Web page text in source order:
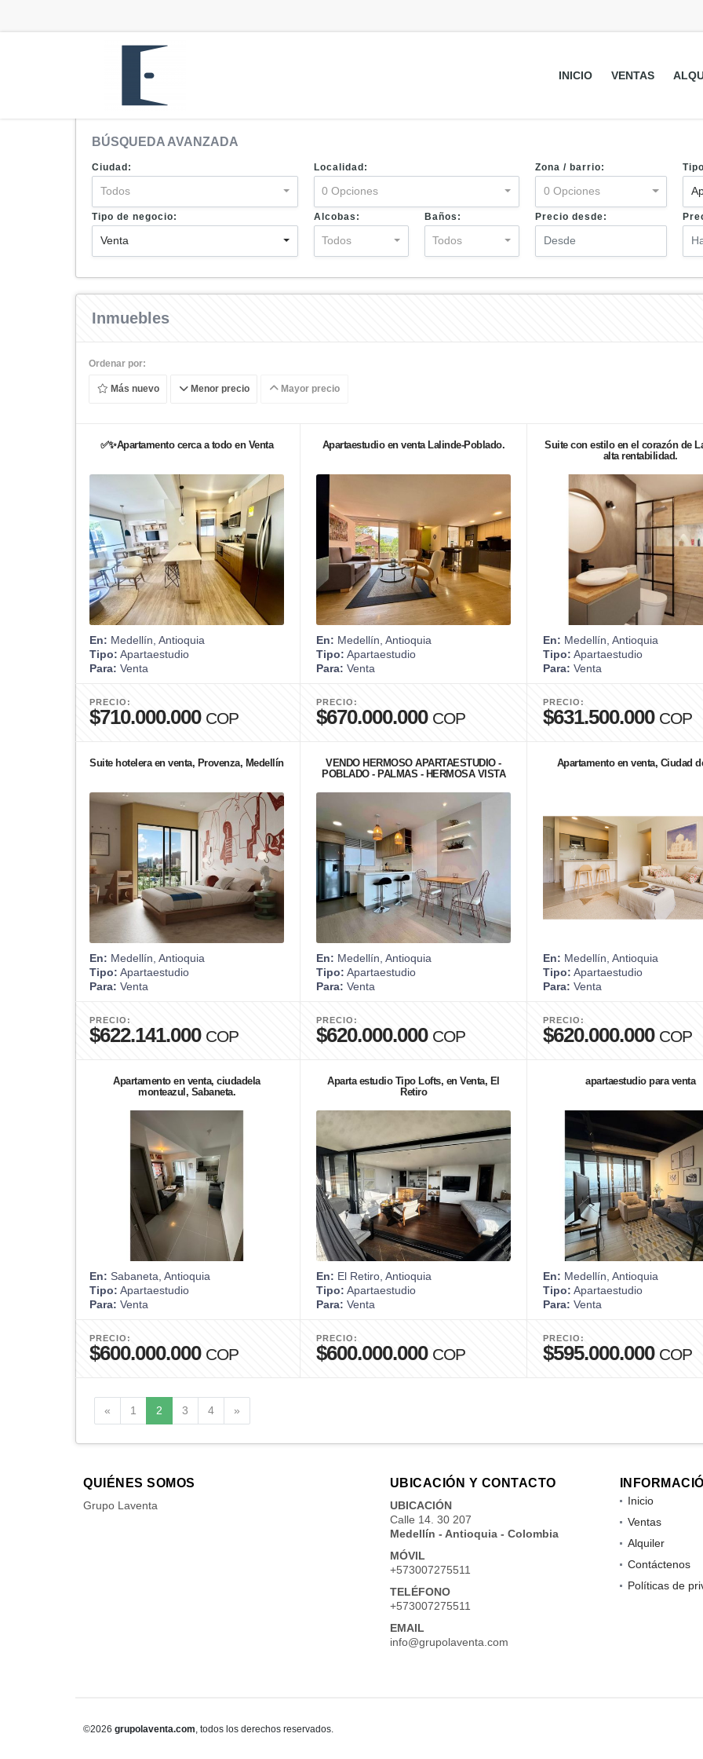
INICIO VENTAS
BÚSQUEDA AVANZADA
Ciudad:
Todos
Localidad:
0 Opciones
Zona / barrio:
0 Opciones
Tipo de negocio:
Venta
Alcobas:
Todos
Baños:
Todos
Precio desde:
Inmuebles
Ordenar por:
Más nuevo Menor precio Mayor precio
✅✨Apartamento cerca a todo en Venta
En: Medellín, Antioquia
Tipo: Apartaestudio
Para: Venta
PRECIO:
$710.000.000 COP
Apartaestudio en venta Lalinde-Poblado.
En: Medellín, Antioquia
Tipo: Apartaestudio
Para: Venta
PRECIO:
$670.000.000 COP
Suite con estilo en el corazón de
alta rentabilidad.
En: Medellín, Antioquia
Tipo: Apartaestudio
Para: Venta
PRECIO:
$631.500.000 COP
Suite hotelera en venta, Provenza, Medellín
En: Medellín, Antioquia
Tipo: Apartaestudio
Para: Venta
PRECIO:
$622.141.000 COP
VENDO HERMOSO APARTAESTUDIO -
POBLADO - PALMAS - HERMOSA VISTA
En: Medellín, Antioquia
Tipo: Apartaestudio
Para: Venta
PRECIO:
$620.000.000 COP
Apartamento en venta, Ciudad
En: Medellín, Antioquia
Tipo: Apartaestudio
Para: Venta
PRECIO:
$620.000.000 COP
Apartamento en venta, ciudadela
monteazul, Sabaneta.
En: Sabaneta, Antioquia
Tipo: Apartaestudio
Para: Venta
PRECIO:
$600.000.000 COP
Aparta estudio Tipo Lofts, en Venta, El
Retiro
En: El Retiro, Antioquia
Tipo: Apartaestudio
Para: Venta
PRECIO:
$600.000.000 COP
apartaestudio para venta
En: Medellín, Antioquia
Tipo: Apartaestudio
Para: Venta
PRECIO:
$595.000.000 COP
« Anterior
1 2 3 4 »
QUIÉNES SOMOS
Grupo Laventa
UBICACIÓN Y CONTACTO
UBICACIÓN
Calle 14. 30 207
Medellín - Antioquia - Colombia
MÓVIL
+573007275511
TELÉFONO
+573007275511
EMAIL
info@grupolaventa.com
Inicio
Ventas
Alquiler
Contáctenos
Políticas de
©2026 grupolaventa.com, todos los derechos reservados.